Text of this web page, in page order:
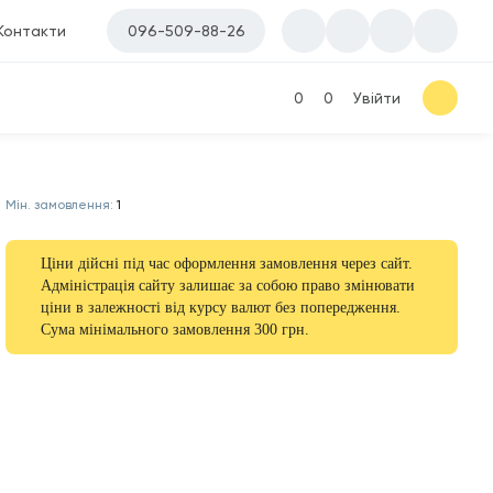
096-509-88-26
0 0 Увійти
Мін. замовлення: 1
Ціни дійсні під час оформлення замовлення через сайт.
Адміністрація сайту залишає за собою право змінювати
ціни в залежності від курсу валют без попередження.
Сума мінімального замовлення 300 грн.